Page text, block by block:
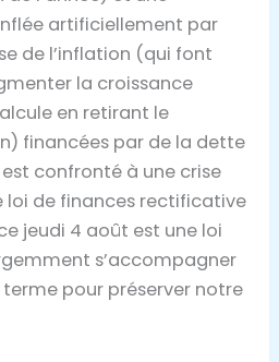
artificiellement par
de l’inflation (qui font
la croissance
en retirant le
financées par de la dette
confronté à une crise
loi de finances rectificative
jeudi 4 août est une loi
s’accompagner
pour préserver notre